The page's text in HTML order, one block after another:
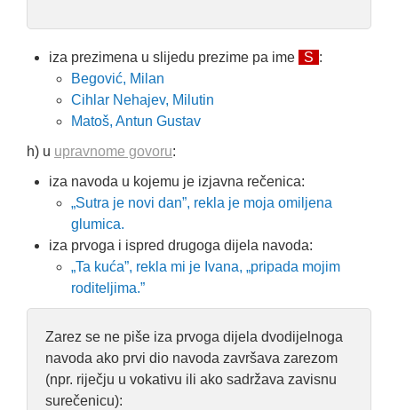
iza prezimena u slijedu prezime pa ime S :
Begović, Milan
Cihlar Nehajev, Milutin
Matoš, Antun Gustav
h) u upravnome govoru:
iza navoda u kojemu je izjavna rečenica:
„Sutra je novi dan”, rekla je moja omiljena
glumica.
iza prvoga i ispred drugoga dijela navoda:
„Ta kuća”, rekla mi je Ivana, „pripada mojim
roditeljima.”
Zarez se ne piše iza prvoga dijela dvodijelnoga
navoda ako prvi dio navoda završava zarezom
(npr. riječju u vokativu ili ako sadržava zavisnu
surečenicu):